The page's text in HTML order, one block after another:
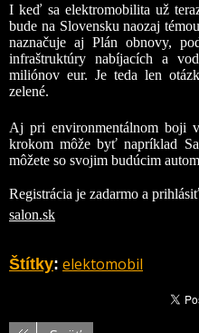
I keď sa elektromobilita už
bude na Slovensku naozaj
naznačuje aj Plán obnovy,
infraštruktúry nabíjacích a
miliónov eur. Je teda len
zelené.
Aj pri environmentálnom boji
krokom môže byť napríklad
môžete so svojim budúcim
Registrácia je zadarmo a
salon.sk
Štítky: elektomobil